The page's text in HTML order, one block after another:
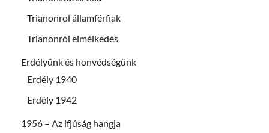
Trianonrol államférfiak
Trianonról elmélkedés
Erdélyünk és honvédségünk
Erdély 1940
Erdély 1942
1956 – Az ifjúság hangja